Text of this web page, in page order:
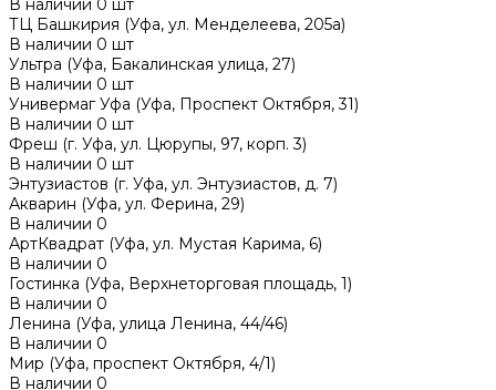
ТЦ Башкирия (Уфа, ул. Менделеева, 205а)
В наличии 0 шт
Ультра (Уфа, Бакалинская улица, 27)
В наличии 0 шт
Универмаг Уфа (Уфа, Проспект Октября, 31)
В наличии 0 шт
Фреш (г‌. Уфа, ул. Цюрупы, 97, корп. 3)
В наличии 0 шт
Энтузиастов (г. Уфа, ул. Энтузиастов, д. 7)
Акварин (Уфа, ул. Ферина, 29)
В наличии 0
АртКвадрат (Уфа, ул. Мустая Карима, 6)
В наличии 0
Гостинка (Уфа, Верхнеторговая площадь, 1)
В наличии 0
Ленина (Уфа, улица Ленина, 44/46)
В наличии 0
Мир (Уфа, проспект Октября, 4/1)
В наличии 0